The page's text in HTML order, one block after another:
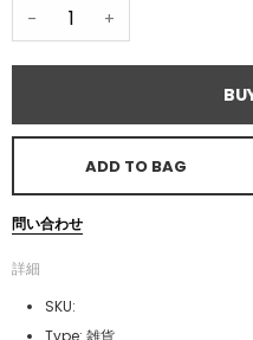
- +
ADD TO BAG
問い合わせ
詳細
SKU:
Type: 雑貨